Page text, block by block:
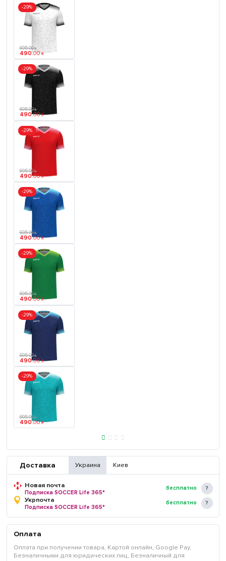
-29%
695.00 ₴
490.00 ₴
-29%
695.00 ₴
490.00 ₴
-29%
695.00 ₴
490.00 ₴
-29%
695.00 ₴
490.00 ₴
-29%
695.00 ₴
490.00 ₴
-29%
695.00 ₴
490.00 ₴
-29%
695.00 ₴
490.00 ₴
Доставка Украина Киев
Новая почта
Подписка SOCCER Life 365*
бесплатно
Укрпочта
Подписка SOCCER Life 365*
бесплатно
Оплата
Оплата при получении товара, Картой онлайн, Google Pay,
Безналичными для юридических лиц, Безналичный для